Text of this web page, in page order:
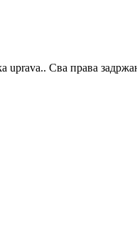
uprava.. Сва права